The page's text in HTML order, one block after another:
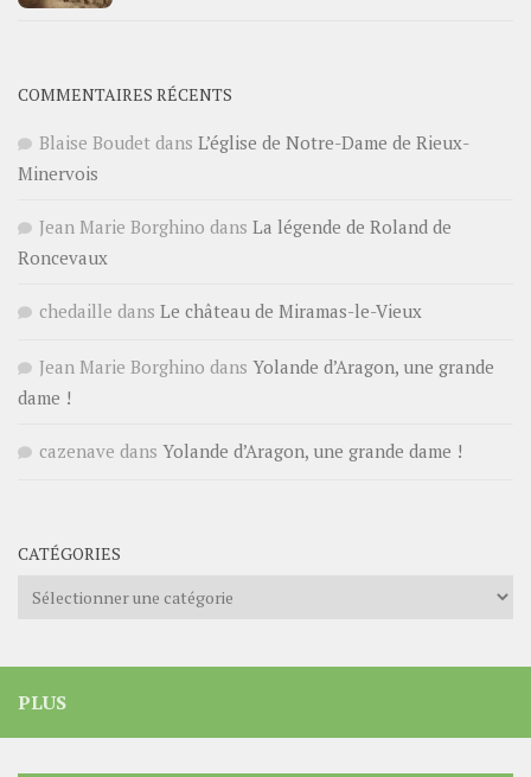
COMMENTAIRES RÉCENTS
Blaise Boudet dans L’église de Notre-Dame de Rieux-
Minervois
Jean Marie Borghino dans La légende de Roland de
Roncevaux
chedaille dans Le château de Miramas-le-Vieux
Jean Marie Borghino dans Yolande d’Aragon, une grande
dame !
cazenave dans Yolande d’Aragon, une grande dame !
CATÉGORIES
Catégories
PLUS